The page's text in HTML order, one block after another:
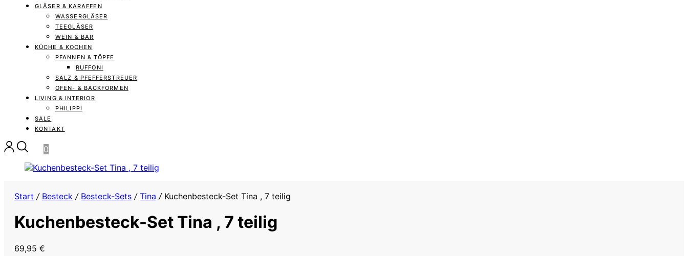
GLÄSER & KARAFFEN
WASSERGLÄSER
TEEGLÄSER
WEIN & BAR
KÜCHE & KOCHEN
PFANNEN & TÖPFE
RUFFONI
SALZ & PFEFFERSTREUER
OFEN- & BACKFORMEN
LIVING & INTERIOR
PHILIPPI
SALE
KONTAKT
0
Start / Besteck / Besteck-Sets / Tina /Kuchenbesteck-Set Tina , 7 teilig
Kuchenbesteck-Set Tina , 7 teilig
69,95 €